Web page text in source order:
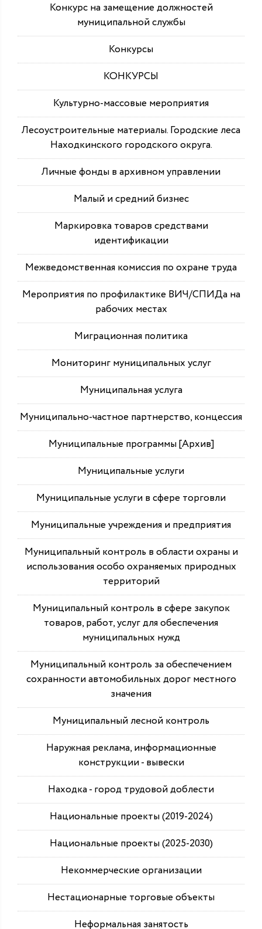
Конкурс на замещение должностей
муниципальной службы
Конкурсы
КОНКУРСЫ
Культурно-массовые мероприятия
Лесоустроительные материалы. Городские леса
Находкинского городского округа.
Личные фонды в архивном управлении
Малый и средний бизнес
Маркировка товаров средствами
идентификации
Межведомственная комиссия по охране труда
Мероприятия по профилактике ВИЧ/СПИДа на
рабочих местах
Миграционная политика
Мониторинг муниципальных услуг
Муниципальная услуга
Муниципально-частное партнерство, концессия
Муниципальные программы [Архив]
Муниципальные услуги
Муниципальные услуги в сфере торговли
Муниципальные учреждения и предприятия
Муниципальный контроль в области охраны и
использования особо охраняемых природных
территорий
Муниципальный контроль в сфере закупок
товаров, работ, услуг для обеспечения
муниципальных нужд
Муниципальный контроль за обеспечением
сохранности автомобильных дорог местного
значения
Муниципальный лесной контроль
Наружная реклама, информационные
конструкции - вывески
Находка - город трудовой доблести
Национальные проекты (2019-2024)
Национальные проекты (2025-2030)
Некоммерческие организации
Нестационарные торговые объекты
Неформальная занятость